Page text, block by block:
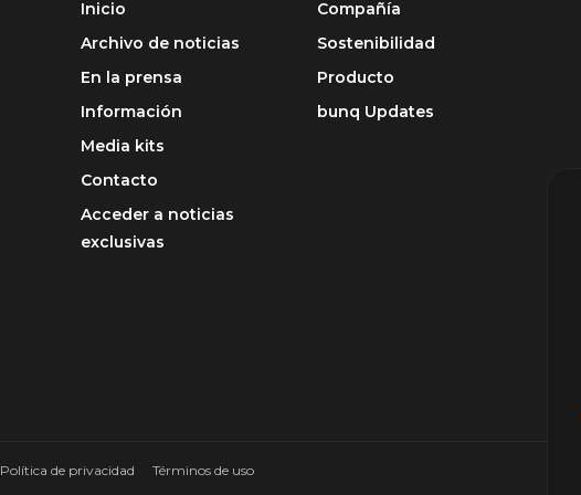
Inicio
Archivo de noticias
En la prensa
Información
Media kits
Contacto
Acceder a noticias
exclusivas
Compañía
Sostenibilidad
Producto
bunq Updates
Política de privacidad Términos de uso